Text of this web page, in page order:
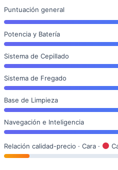
Puntuación general
Potencia y Batería
Sistema de Cepillado
Sistema de Fregado
Base de Limpieza
Navegación e Inteligencia
Relación calidad-precio · Cara ·